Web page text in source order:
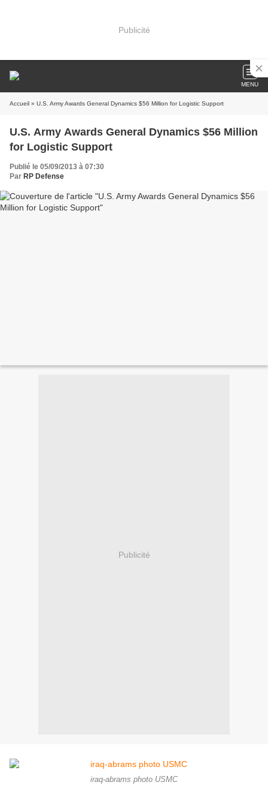
Publicité
MENU
Accueil » U.S. Army Awards General Dynamics $56 Million for Logistic Support
U.S. Army Awards General Dynamics $56 Million
for Logistic Support
Publié le 05/09/2013 à 07:30
Par RP Defense
Publicité
iraq-abrams photo USMC